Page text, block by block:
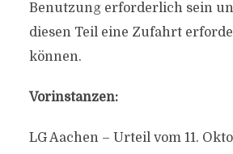
Benutzung erforderlich sein
diesen Teil eine Zufahrt
können.
Vorinstanzen:
LG Aachen – Urteil vom 11.